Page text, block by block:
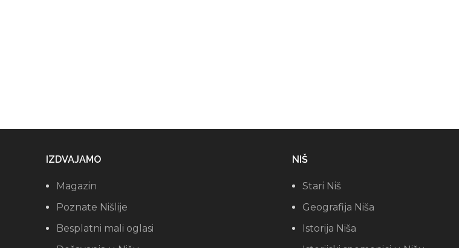
IZDVAJAMO
Magazin
Poznate Nišlije
Besplatni mali oglasi
NIŠ
Stari Niš
Geografija Niša
Istorija Niša